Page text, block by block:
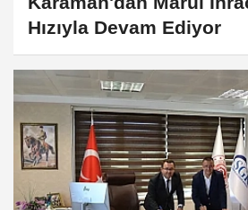
Hızıyla Devam Ediyor